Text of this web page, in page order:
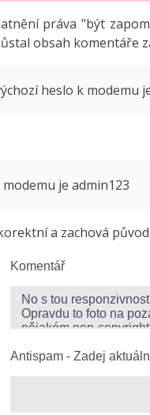
práva "být
obsah komentáře
heslo k modemu
je admin123
a zachová
Komentář
Antispam - Zadej